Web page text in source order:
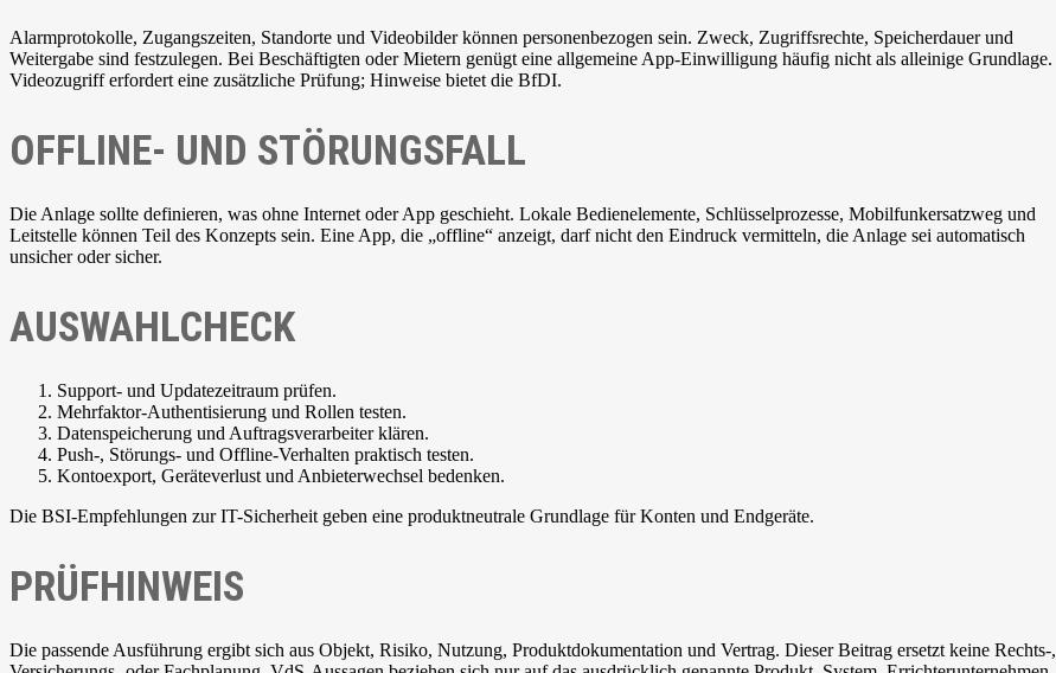
Alarmprotokolle, Zugangszeiten, Standorte und Videobilder können personenbezogen sein. Zweck, Zugriffsrechte, Speicherdauer und
Weitergabe sind festzulegen. Bei Beschäftigten oder Mietern genügt eine allgemeine App-Einwilligung häufig nicht als alleinige Grundlage.
Videozugriff erfordert eine zusätzliche Prüfung; Hinweise bietet die BfDI.
OFFLINE- UND STÖRUNGSFALL
Die Anlage sollte definieren, was ohne Internet oder App geschieht. Lokale Bedienelemente, Schlüsselprozesse, Mobilfunkersatzweg und
Leitstelle können Teil des Konzepts sein. Eine App, die „offline“ anzeigt, darf nicht den Eindruck vermitteln, die Anlage sei automatisch
unsicher oder sicher.
AUSWAHLCHECK
Support- und Updatezeitraum prüfen.
Mehrfaktor-Authentisierung und Rollen testen.
Datenspeicherung und Auftragsverarbeiter klären.
Push-, Störungs- und Offline-Verhalten praktisch testen.
Kontoexport, Geräteverlust und Anbieterwechsel bedenken.
Die BSI-Empfehlungen zur IT-Sicherheit geben eine produktneutrale Grundlage für Konten und Endgeräte.
PRÜFHINWEIS
Die passende Ausführung ergibt sich aus Objekt, Risiko, Nutzung, Produktdokumentation und Vertrag. Dieser Beitrag ersetzt keine Rechts-,